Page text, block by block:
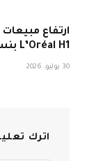
ارتفاع
L’Oréal H1 بنسبة 6.8%
30 يوليو، 2026
اترك